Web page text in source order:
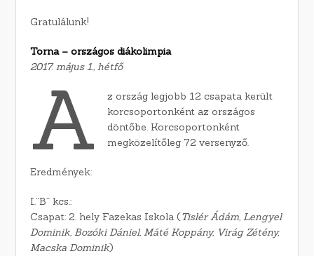
Gratulálunk!
Torna – országos diákolimpia
2017. május 1., hétfő
A
z ország legjobb 12 csapata került
korcsoportonként az országos
döntőbe. Korcsoportonként
megközelítőleg 72 versenyző.
Eredmények:
I.”B” kcs.:
Csapat: 2. hely Fazekas Iskola (Tislér Ádám, Lengyel
Dominik, Bozóki Dániel, Máté Koppány, Virág Zétény,
Macska Dominik)